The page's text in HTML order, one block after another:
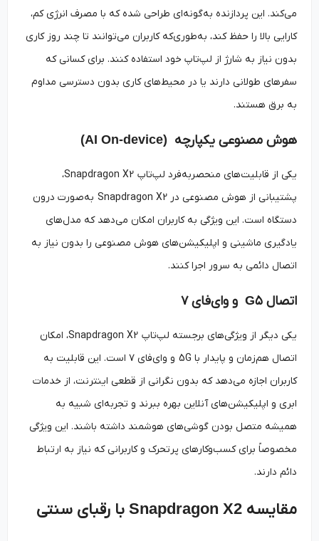
می‌کند. این پردازنده به‌گونه‌ای طراحی شده که با مصرف انرژی کم،
کارایی بالا را حفظ کند، به‌طوری‌که کاربران می‌توانند تا چند روز کاری
بدون نیاز به شارژ از لپ‌تاپ خود استفاده کنند. برای کسانی که
سفرهای طولانی دارند یا در محیط‌های کاری بدون دسترسی مداوم
به برق هستند.
هوش مصنوعی یکپارچه(AI On-device)
یکی از قابلیت‌های منحصربه‌فرد لپ‌تاپ Snapdragon X2،
پشتیبانی از هوش مصنوعی در Snapdragon X2 به‌صورت درون
دستگاه است. این ویژگی به کاربران امکان می‌دهد که مدل‌های
یادگیری ماشینی و اپلیکیشن‌های هوش مصنوعی را بدون نیاز به
اتصال دائمی به سرور اجرا کنند.
اتصال G۵ و وای‌فای۷
یکی دیگر از ویژگی‌های برجسته لپ‌تاپ Snapdragon X2، امکان
اتصال هم‌زمان و پایدار با 5G و وای‌فای ۷ است. این قابلیت به
کاربران اجازه می‌دهد که بدون نگرانی از قطعی اینترنت، از خدمات
ابری و اپلیکیشن‌های آنلاین بهره ببرند و تجربه‌ای شبیه به
همیشه متصل بودن گوشی‌های هوشمند داشته باشند. این ویژگی
مخصوصاً برای کسب‌وکارهای پرتحرک و کاربرانی که نیاز به ارتباط
دائم دارند.
مقایسهSnapdragon X2 با رقبای سنتی